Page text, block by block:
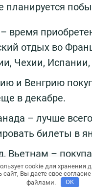
планируется
время
отдых во
Чехии,
и Венгрию
в декабре.
– лучше всего
билеты в
Вьетнам –
нужно взять билет,
cookie для хранения
сайт, Вы даете свое
файлами.
OK